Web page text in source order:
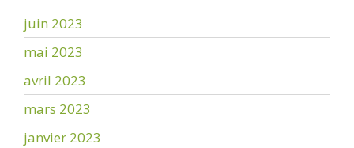
juin 2023
mai 2023
avril 2023
mars 2023
janvier 2023